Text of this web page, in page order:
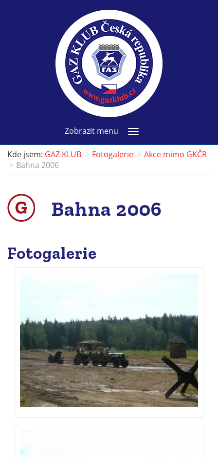
Zobrazit menu
Kde jsem: GAZ KLUB Fotogalerie
Akce mimo GKČR
Bahna 2006
Bahna 2006
Fotogalerie